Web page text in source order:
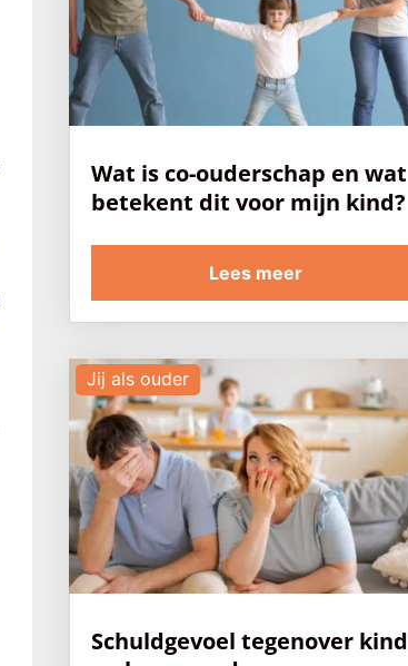
Wat is co-ouderschap en wat
betekent dit voor mijn kind?
Lees meer
Schuldgevoel tegenover kind
Jij als ouder